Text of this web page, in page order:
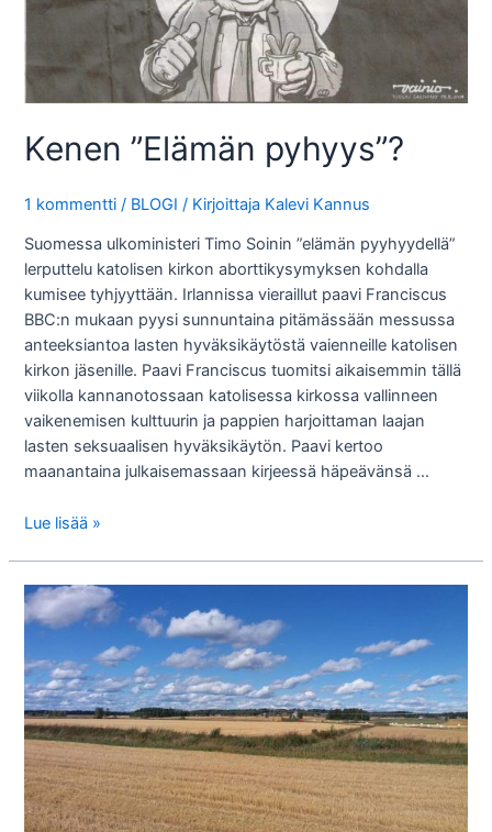
Kenen ”Elämän pyhyys”?
1 kommentti / BLOGI / Kirjoittaja Kalevi Kannus
Suomessa ulkoministeri Timo Soinin ”elämän pyyhyydellä”
lerputtelu katolisen kirkon aborttikysymyksen kohdalla
kumisee tyhjyyttään. Irlannissa vieraillut paavi Franciscus
BBC:n mukaan pyysi sunnuntaina pitämässään messussa
anteeksiantoa lasten hyväksikäytöstä vaienneille katolisen
kirkon jäsenille. Paavi Franciscus tuomitsi aikaisemmin tällä
viikolla kannanotossaan katolisessa kirkossa vallinneen
vaikenemisen kulttuurin ja pappien harjoittaman laajan
lasten seksuaalisen hyväksikäytön. Paavi kertoo
maanantaina julkaisemassaan kirjeessä häpeävänsä …
Kenen
Lue lisää »